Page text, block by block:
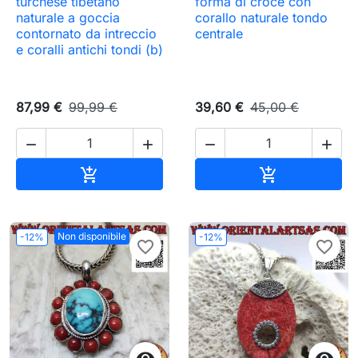
naturale a goccia
contornato da intreccio
e coralli antichi tondi (b)
87,99 € 99,99 €
 

corallo naturale tondo
centrale
39,60 € 45,00 €
 

-12% Non disponibile
favorite_border
-12%
favorite_border